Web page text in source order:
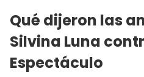
Qué dijeron las
Silvina Luna
Espectáculo